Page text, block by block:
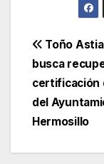
de
Toño
busca
certificación
del
Hermosillo